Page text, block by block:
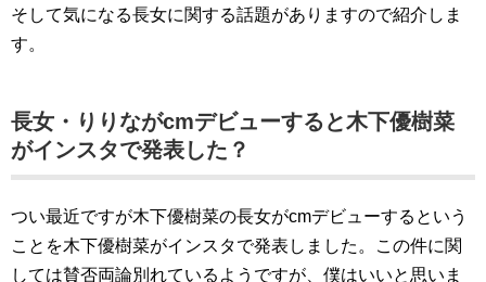
そして気になる長女に関する話題がありますので紹介しま
す。
長女・りりながcmデビューすると木下優樹菜
がインスタで発表した？
つい最近ですが木下優樹菜の長女がcmデビューするという
ことを木下優樹菜がインスタで発表しました。この件に関
しては賛否両論別れているようですが、僕はいいと思いま